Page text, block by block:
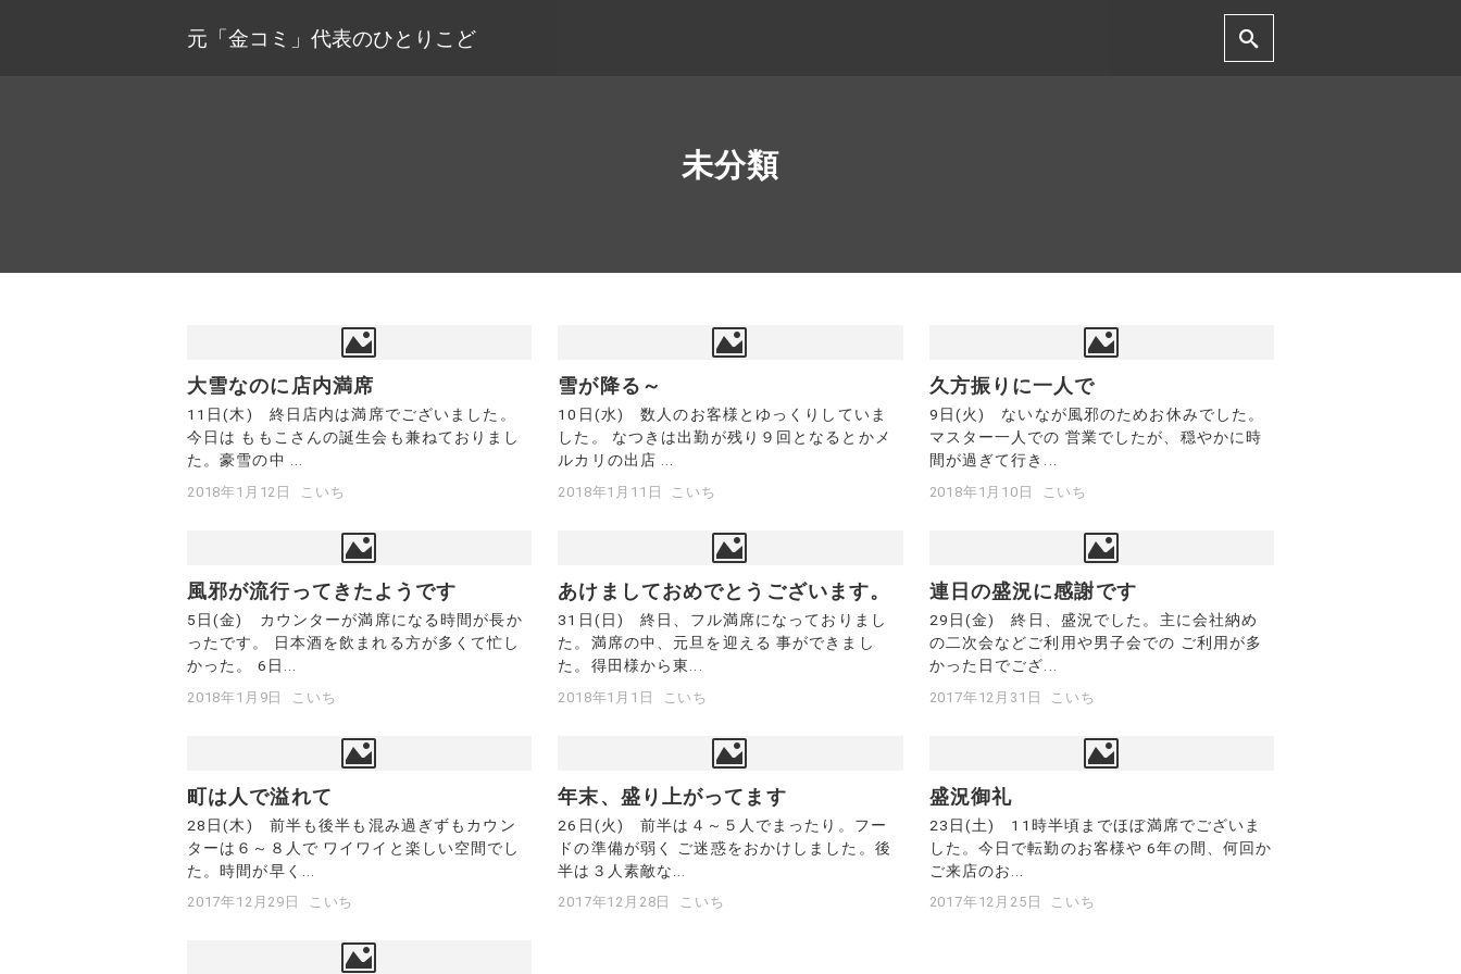
元「金コミ」代表のひとりこど
未分類
大雪なのに店内満席
11日(木) 終日店内は満席でございました。
今日は ももこさんの誕生会も兼ねておりまし
た。豪雪の中 ...
2018年1月12日 こいち
雪が降る～
10日(水) 数人のお客様とゆっくりしていま
した。 なつきは出勤が残り９回となるとかメ
ルカリの出店 ...
2018年1月11日 こいち
久方振りに一人で
9日(火) ないなが風邪のためお休みでした。
マスター一人での 営業でしたが、穏やかに時
間が過ぎて行き...
2018年1月10日 こいち
風邪が流行ってきたようです
5日(金) カウンターが満席になる時間が長か
ったです。 日本酒を飲まれる方が多くて忙し
かった。 6日...
2018年1月9日 こいち
あけましておめでとうございます。
31日(日) 終日、フル満席になっておりまし
た。満席の中、元旦を迎える 事ができまし
た。得田様から東...
2018年1月1日 こいち
連日の盛況に感謝です
29日(金) 終日、盛況でした。主に会社納め
の二次会などご利用や男子会での ご利用が多
かった日でござ...
2017年12月31日 こいち
町は人で溢れて
28日(木) 前半も後半も混み過ぎずもカウン
ターは６～８人で ワイワイと楽しい空間でし
た。時間が早く...
2017年12月29日 こいち
年末、盛り上がってます
26日(火) 前半は４～５人でまったり。フー
ドの準備が弱く ご迷惑をおかけしました。後
半は３人素敵な...
2017年12月28日 こいち
盛況御礼
23日(土) 11時半頃までほぼ満席でございま
した。今日で転勤のお客様や 6年の間、何回か
ご来店のお...
2017年12月25日 こいち